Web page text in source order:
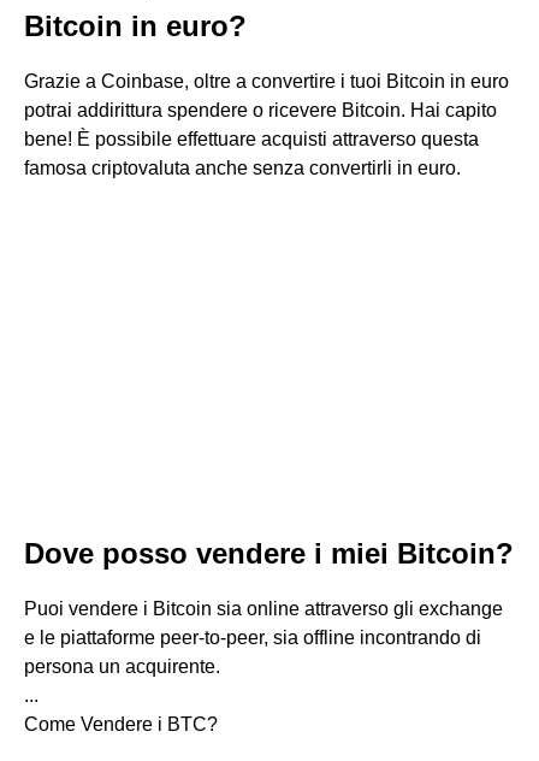
Bitcoin in euro?
Grazie a Coinbase, oltre a convertire i tuoi Bitcoin in euro
potrai addirittura spendere o ricevere Bitcoin. Hai capito
bene! È possibile effettuare acquisti attraverso questa
famosa criptovaluta anche senza convertirli in euro.
Dove posso vendere i miei Bitcoin?
Puoi vendere i Bitcoin sia online attraverso gli exchange
e le piattaforme peer-to-peer, sia offline incontrando di
persona un acquirente.
...
Come Vendere i BTC?